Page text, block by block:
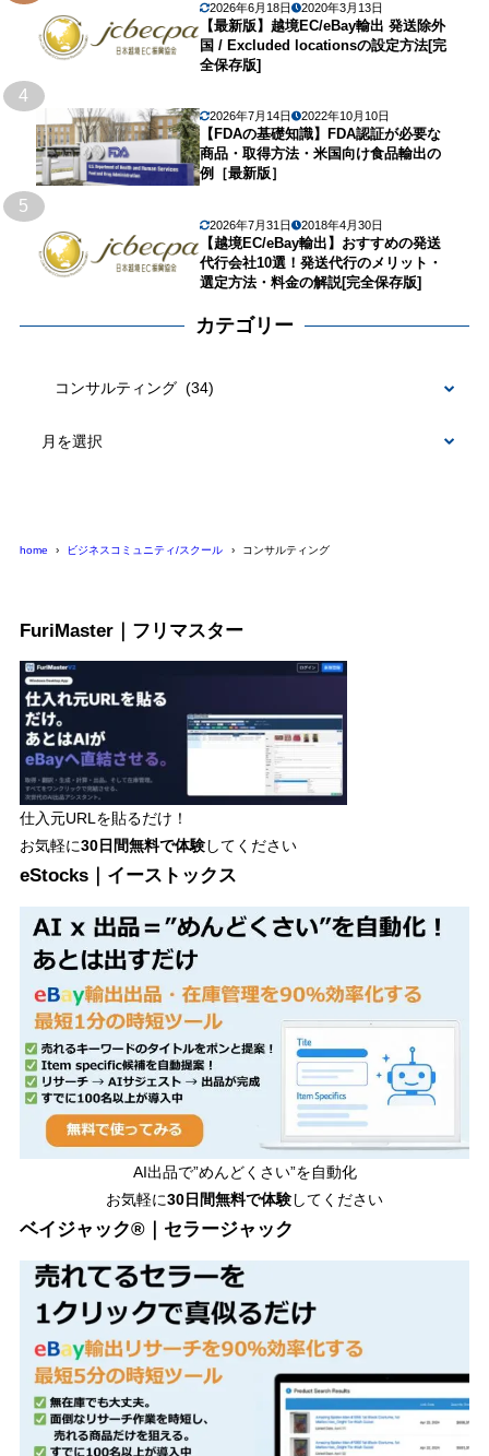
2026年6月18日 2020年3月13日
【最新版】越境EC/eBay輸出 発送除外
国 / Excluded locationsの設定方法[完
全保存版]
4
2026年7月14日 2022年10月10日
【FDAの基礎知識】FDA認証が必要な
商品・取得方法・米国向け食品輸出の
例［最新版］
5
2026年7月31日 2018年4月30日
【越境EC/eBay輸出】おすすめの発送
代行会社10選！発送代行のメリット・
選定方法・料金の解説[完全保存版]
カテゴリー
home ビジネスコミュニティ/スクール コンサルティング
FuriMaster｜フリマスター
仕入元URLを貼るだけ！
お気軽に30日間無料で体験してください
eStocks｜イーストックス
AI出品で”めんどくさい”を自動化
お気軽に30日間無料で体験してください
ベイジャック®｜セラージャック